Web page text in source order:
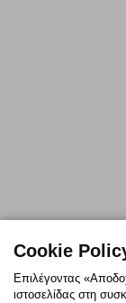
Cookie
Επιλέγοντας
ιστοσελίδας στη